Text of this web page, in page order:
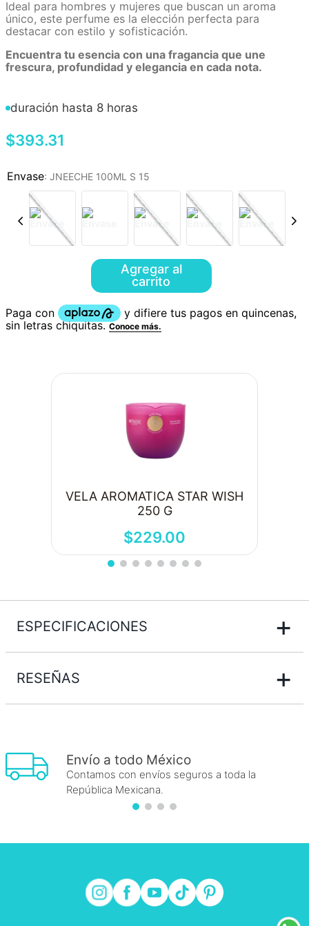
Ideal para hombres y mujeres que buscan un aroma
único, este perfume es la elección perfecta para
destacar con estilo y sofisticación.
Encuentra tu esencia con una fragancia que une
frescura, profundidad y elegancia en cada nota.
duración hasta 8 horas
$393.31
: JNEECHE 100ML S 15
Agregar al
carrito
VELA AROMATICA STAR WISH
250 G
$229.00
ESPECIFICACIONES +
RESEÑAS +
Envío a todo México
Contamos con envíos seguros a toda la
República Mexicana.